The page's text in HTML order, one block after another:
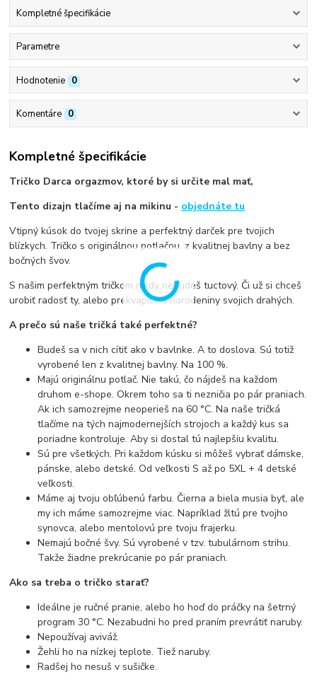
Kompletné špecifikácie
Parametre
Hodnotenie 0
Komentáre 0
Kompletné špecifikácie
Tričko Darca orgazmov, ktoré by si určite mal mať,
Tento dizajn tlačíme aj na mikinu - objednáte tu
Vtipný kúsok do tvojej skrine a perfektný darček pre tvojich
blízkych. Tričko s originálnou potlačou, z kvalitnej bavlny a bez
bočných švov.
S našim perfektným tričkom nikdy nebudeš tuctový. Či už si chceš
urobiť radosť ty, alebo prekvapiť na narodeniny svojich drahých.
A prečo sú naše tričká také perfektné?
Budeš sa v nich cítiť ako v bavlnke. A to doslova. Sú totiž
vyrobené len z kvalitnej bavlny. Na 100 %.
Majú originálnu potlač. Nie takú, čo nájdeš na každom
druhom e-shope. Okrem toho sa ti nezničia po pár praniach.
Ak ich samozrejme neoperieš na 60 °C. Na naše tričká
tlačíme na tých najmodernejších strojoch a každý kus sa
poriadne kontroluje. Aby si dostal tú najlepšiu kvalitu.
Sú pre všetkých. Pri každom kúsku si môžeš vybrať dámske,
pánske, alebo detské. Od veľkosti S až po 5XL + 4 detské
veľkosti.
Máme aj tvoju obľúbenú farbu. Čierna a biela musia byť, ale
my ich máme samozrejme viac. Napríklad žltú pre tvojho
synovca, alebo mentolovú pre tvoju frajerku.
Nemajú bočné švy. Sú vyrobené v tzv. tubulárnom strihu.
Takže žiadne prekrúcanie po pár praniach.
Ako sa treba o tričko starať?
Ideálne je ručné pranie, alebo ho hoď do práčky na šetrný
program 30 °C. Nezabudni ho pred praním prevrátiť naruby.
Nepoužívaj aviváž.
Žehli ho na nízkej teplote. Tiež naruby.
Radšej ho nesuš v sušičke.